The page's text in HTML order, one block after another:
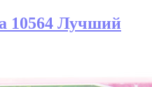
10564 Лучший